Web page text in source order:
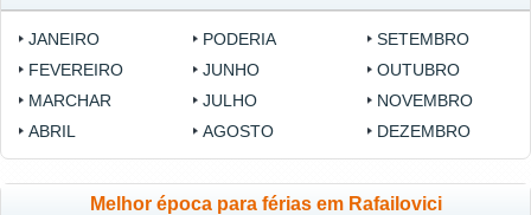
JANEIRO
FEVEREIRO
MARCHAR
ABRIL
PODERIA
JUNHO
JULHO
AGOSTO
SETEMBRO
OUTUBRO
NOVEMBRO
DEZEMBRO
Melhor época para férias em Rafailovici